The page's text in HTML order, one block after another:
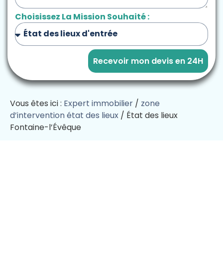
Choisissez La Mission Souhaité :
Recevoir mon devis en 24H
Vous êtes ici : Expert immobilier / zone
d’intervention état des lieux / État des lieux
Fontaine-l’Évêque